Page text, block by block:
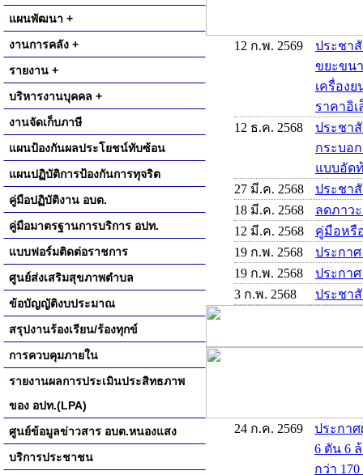
แผนพัฒนา +
งานการคลัง +
รายงาน +
บริหารงานบุคคล +
งานจัดเก็บภาษี
แผนป้องกันผลประโยชน์ทับซ้อน
แผนปฏิบัติการป้องกันการทุจริต
คู่มือปฏิบัติงาน อบต.
คู่มือมาตรฐานการบริการ อปท.
แบบฟอร์มติดต่อราชการ
ศูนย์ส่งเสริมสุขภาพตำบล
ข้อบัญญัติงบประมาณ
สรุปงานร้องเรียน/ร้องทุกข์
การควบคุมภายใน
รายงานผลการประเมินประสิทธภาพ
ของ อปท.(LPA)
ศูนย์ข้อมูลข่าวสาร อบต.หนองแสง
บริการประชาชน
12 ก.พ. 2569
ประชา
ขยะขน
เครื่อง
ราคาอิเ
12 ธ.ค. 2568
ประชา
กระบอ
แบบอัด
27 มี.ค. 2568
ประชา
18 มี.ค. 2568
ลดภาว
12 มี.ค. 2568
คู่มือหรื
19 ก.พ. 2568
ประกา
19 ก.พ. 2568
ประกา
3 ก.พ. 2568
ประชา
24 ก.ค. 2569
ประกา
6 ตัน 6
กว่า